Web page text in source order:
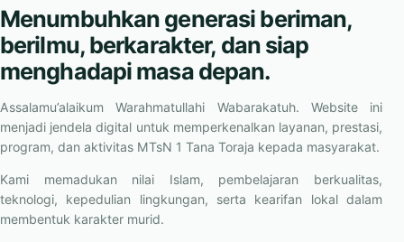
Menumbuhkan generasi beriman,
berilmu, berkarakter, dan siap
menghadapi masa depan.
Assalamu’alaikum Warahmatullahi Wabarakatuh. Website ini
menjadi jendela digital untuk memperkenalkan layanan, prestasi,
program, dan aktivitas MTsN 1 Tana Toraja kepada masyarakat.
Kami memadukan nilai Islam, pembelajaran berkualitas,
teknologi, kepedulian lingkungan, serta kearifan lokal dalam
membentuk karakter murid.